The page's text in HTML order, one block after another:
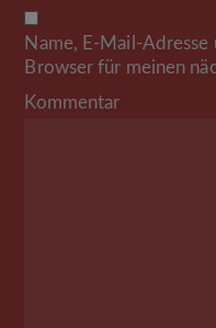
Name, E-Mail-
Browser für meinen
Kommentar